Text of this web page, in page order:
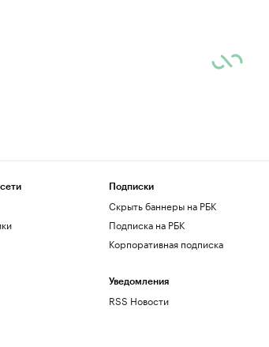
Подписки
Скрыть баннеры на РБК
Подписка на РБК
Корпоративная подписка
Уведомления
RSS Новости